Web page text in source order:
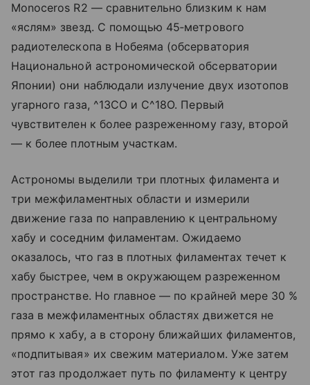
Monoceros R2 — сравнительно близким к нам
«яслям» звезд. С помощью 45‑метрового
радиотелескопа в Нобеяма (обсерватория
Национальной астрономической обсерватории
Японии) они наблюдали излучение двух изотопов
угарного газа, ^13CO и C^18O. Первый
чувствителен к более разреженному газу, второй
— к более плотным участкам.
Астрономы выделили три плотных филамента и
три межфиламентных области и измерили
движение газа по направлению к центральному
хабу и соседним филаментам. Ожидаемо
оказалось, что газ в плотных филаментах течет к
хабу быстрее, чем в окружающем разреженном
пространстве. Но главное — по крайней мере 30 %
газа в межфиламентных областях движется не
прямо к хабу, а в сторону ближайших филаментов,
«подпитывая» их свежим материалом. Уже затем
этот газ продолжает путь по филаменту к центру